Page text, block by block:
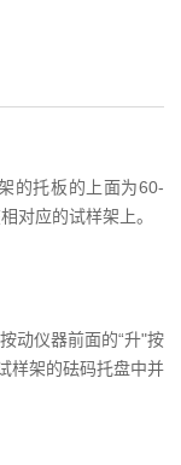
的托板的上面为60-
对应的试样架上。
动仪器前面的“升"按
样架的砝码托盘中并